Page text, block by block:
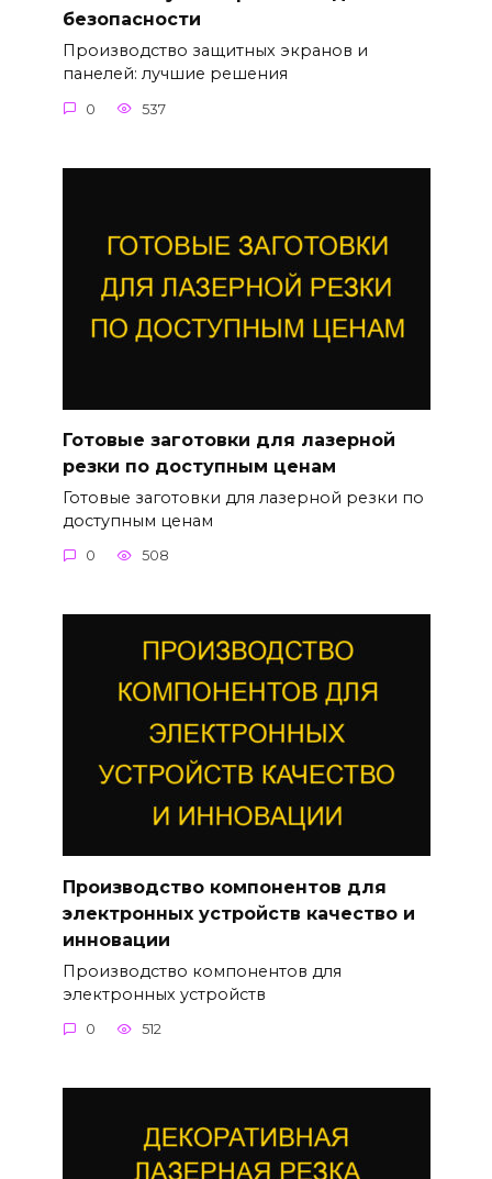
безопасности
Производство защитных экранов и
панелей: лучшие решения
0 537
Готовые заготовки для лазерной
резки по доступным ценам
Готовые заготовки для лазерной резки по
доступным ценам
0 508
Производство компонентов для
электронных устройств качество и
инновации
Производство компонентов для
электронных устройств
0 512